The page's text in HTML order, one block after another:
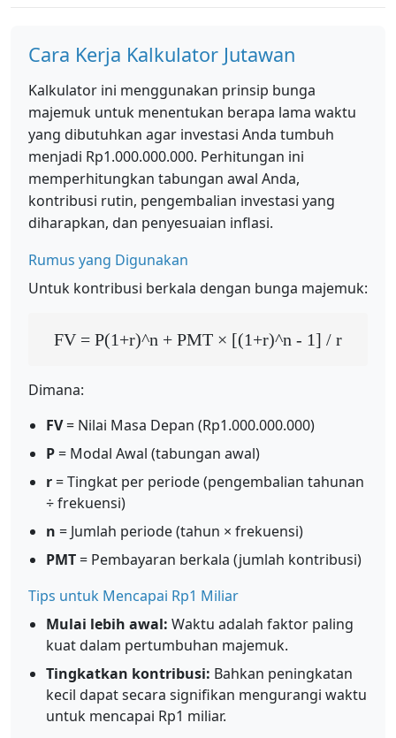
Cara Kerja Kalkulator Jutawan
Kalkulator ini menggunakan prinsip bunga
majemuk untuk menentukan berapa lama waktu
yang dibutuhkan agar investasi Anda tumbuh
menjadi Rp1.000.000.000. Perhitungan ini
memperhitungkan tabungan awal Anda,
kontribusi rutin, pengembalian investasi yang
diharapkan, dan penyesuaian inflasi.
Rumus yang Digunakan
Untuk kontribusi berkala dengan bunga majemuk:
FV = P(1+r)^n + PMT × [(1+r)^n - 1] / r
Dimana:
FV= Nilai Masa Depan (Rp1.000.000.000)
P= Modal Awal (tabungan awal)
r= Tingkat per periode (pengembalian tahunan
÷ frekuensi)
n = Jumlah periode (tahun × frekuensi)
PMT= Pembayaran berkala (jumlah kontribusi)
Tips untuk Mencapai Rp1 Miliar
Mulai lebih awal: Waktu adalah faktor paling
kuat dalam pertumbuhan majemuk.
Tingkatkan kontribusi: Bahkan peningkatan
kecil dapat secara signifikan mengurangi waktu
untuk mencapai Rp1 miliar.